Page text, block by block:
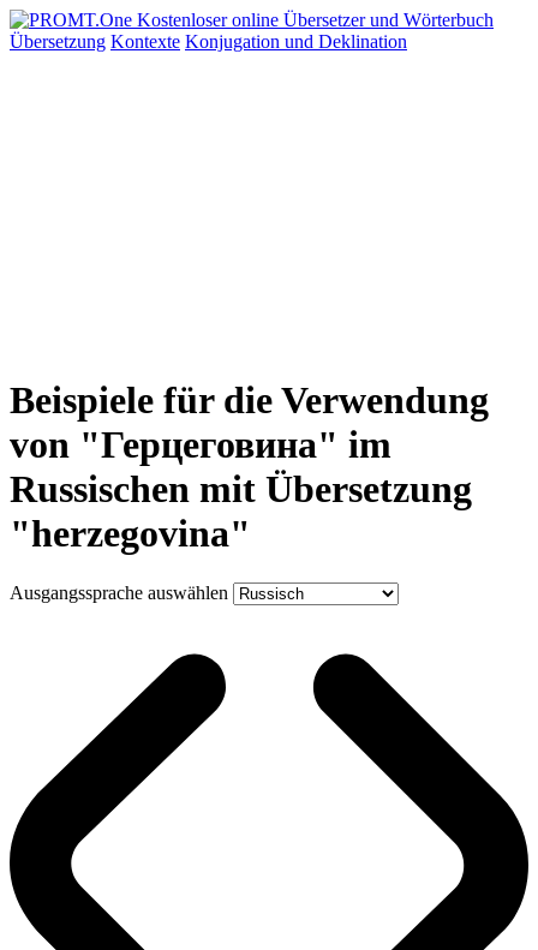
Übersetzung Kontexte Konjugation und Deklination
Beispiele für die Verwendung
von "Герцеговина" im
Russischen mit Übersetzung
"herzegovina"
Ausgangssprache auswählen